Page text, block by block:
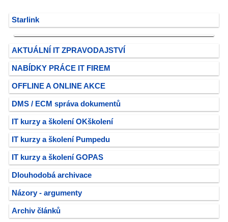
Starlink
AKTUÁLNÍ IT ZPRAVODAJSTVÍ
NABÍDKY PRÁCE IT FIREM
OFFLINE A ONLINE AKCE
DMS / ECM správa dokumentů
IT kurzy a školení OKškolení
IT kurzy a školení Pumpedu
IT kurzy a školení GOPAS
Dlouhodobá archivace
Názory - argumenty
Archiv článků